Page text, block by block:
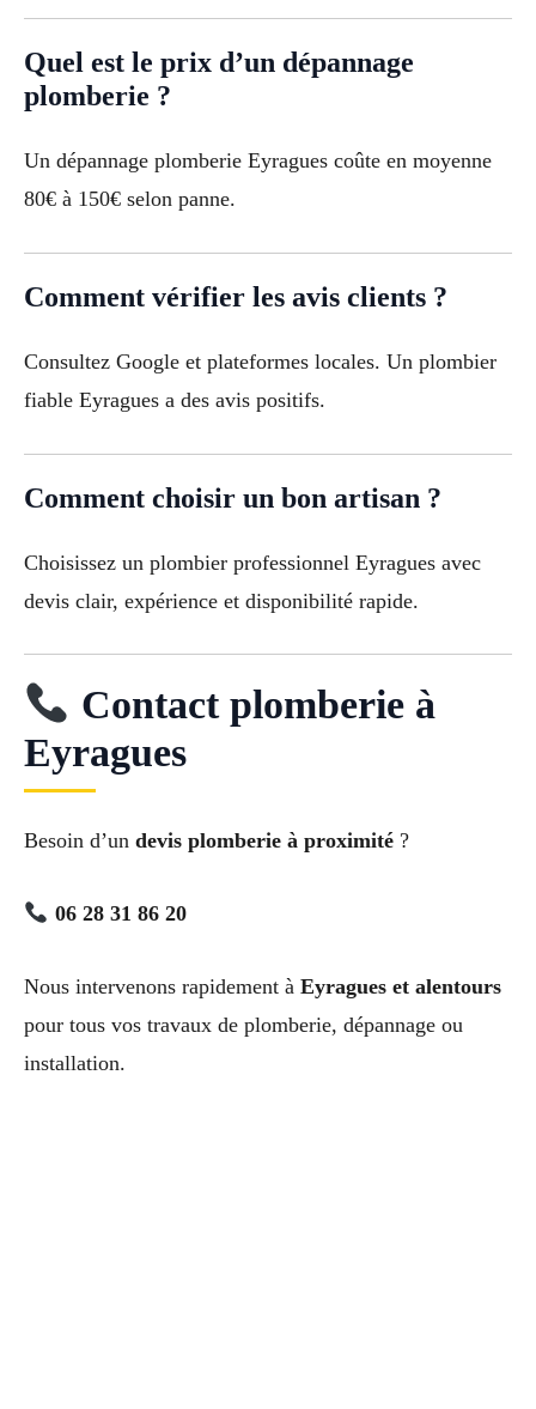
Quel est le prix d’un dépannage
plomberie ?
Un dépannage plomberie Eyragues coûte en moyenne
80€ à 150€ selon panne.
Comment vérifier les avis clients ?
Consultez Google et plateformes locales. Un plombier
fiable Eyragues a des avis positifs.
Comment choisir un bon artisan ?
Choisissez un plombier professionnel Eyragues avec
devis clair, expérience et disponibilité rapide.
Contact plomberie à
Eyragues
Besoin d’un devis plomberie à proximité ?
06 28 31 86 20
Nous intervenons rapidement à Eyragues et alentours
pour tous vos travaux de plomberie, dépannage ou
installation.